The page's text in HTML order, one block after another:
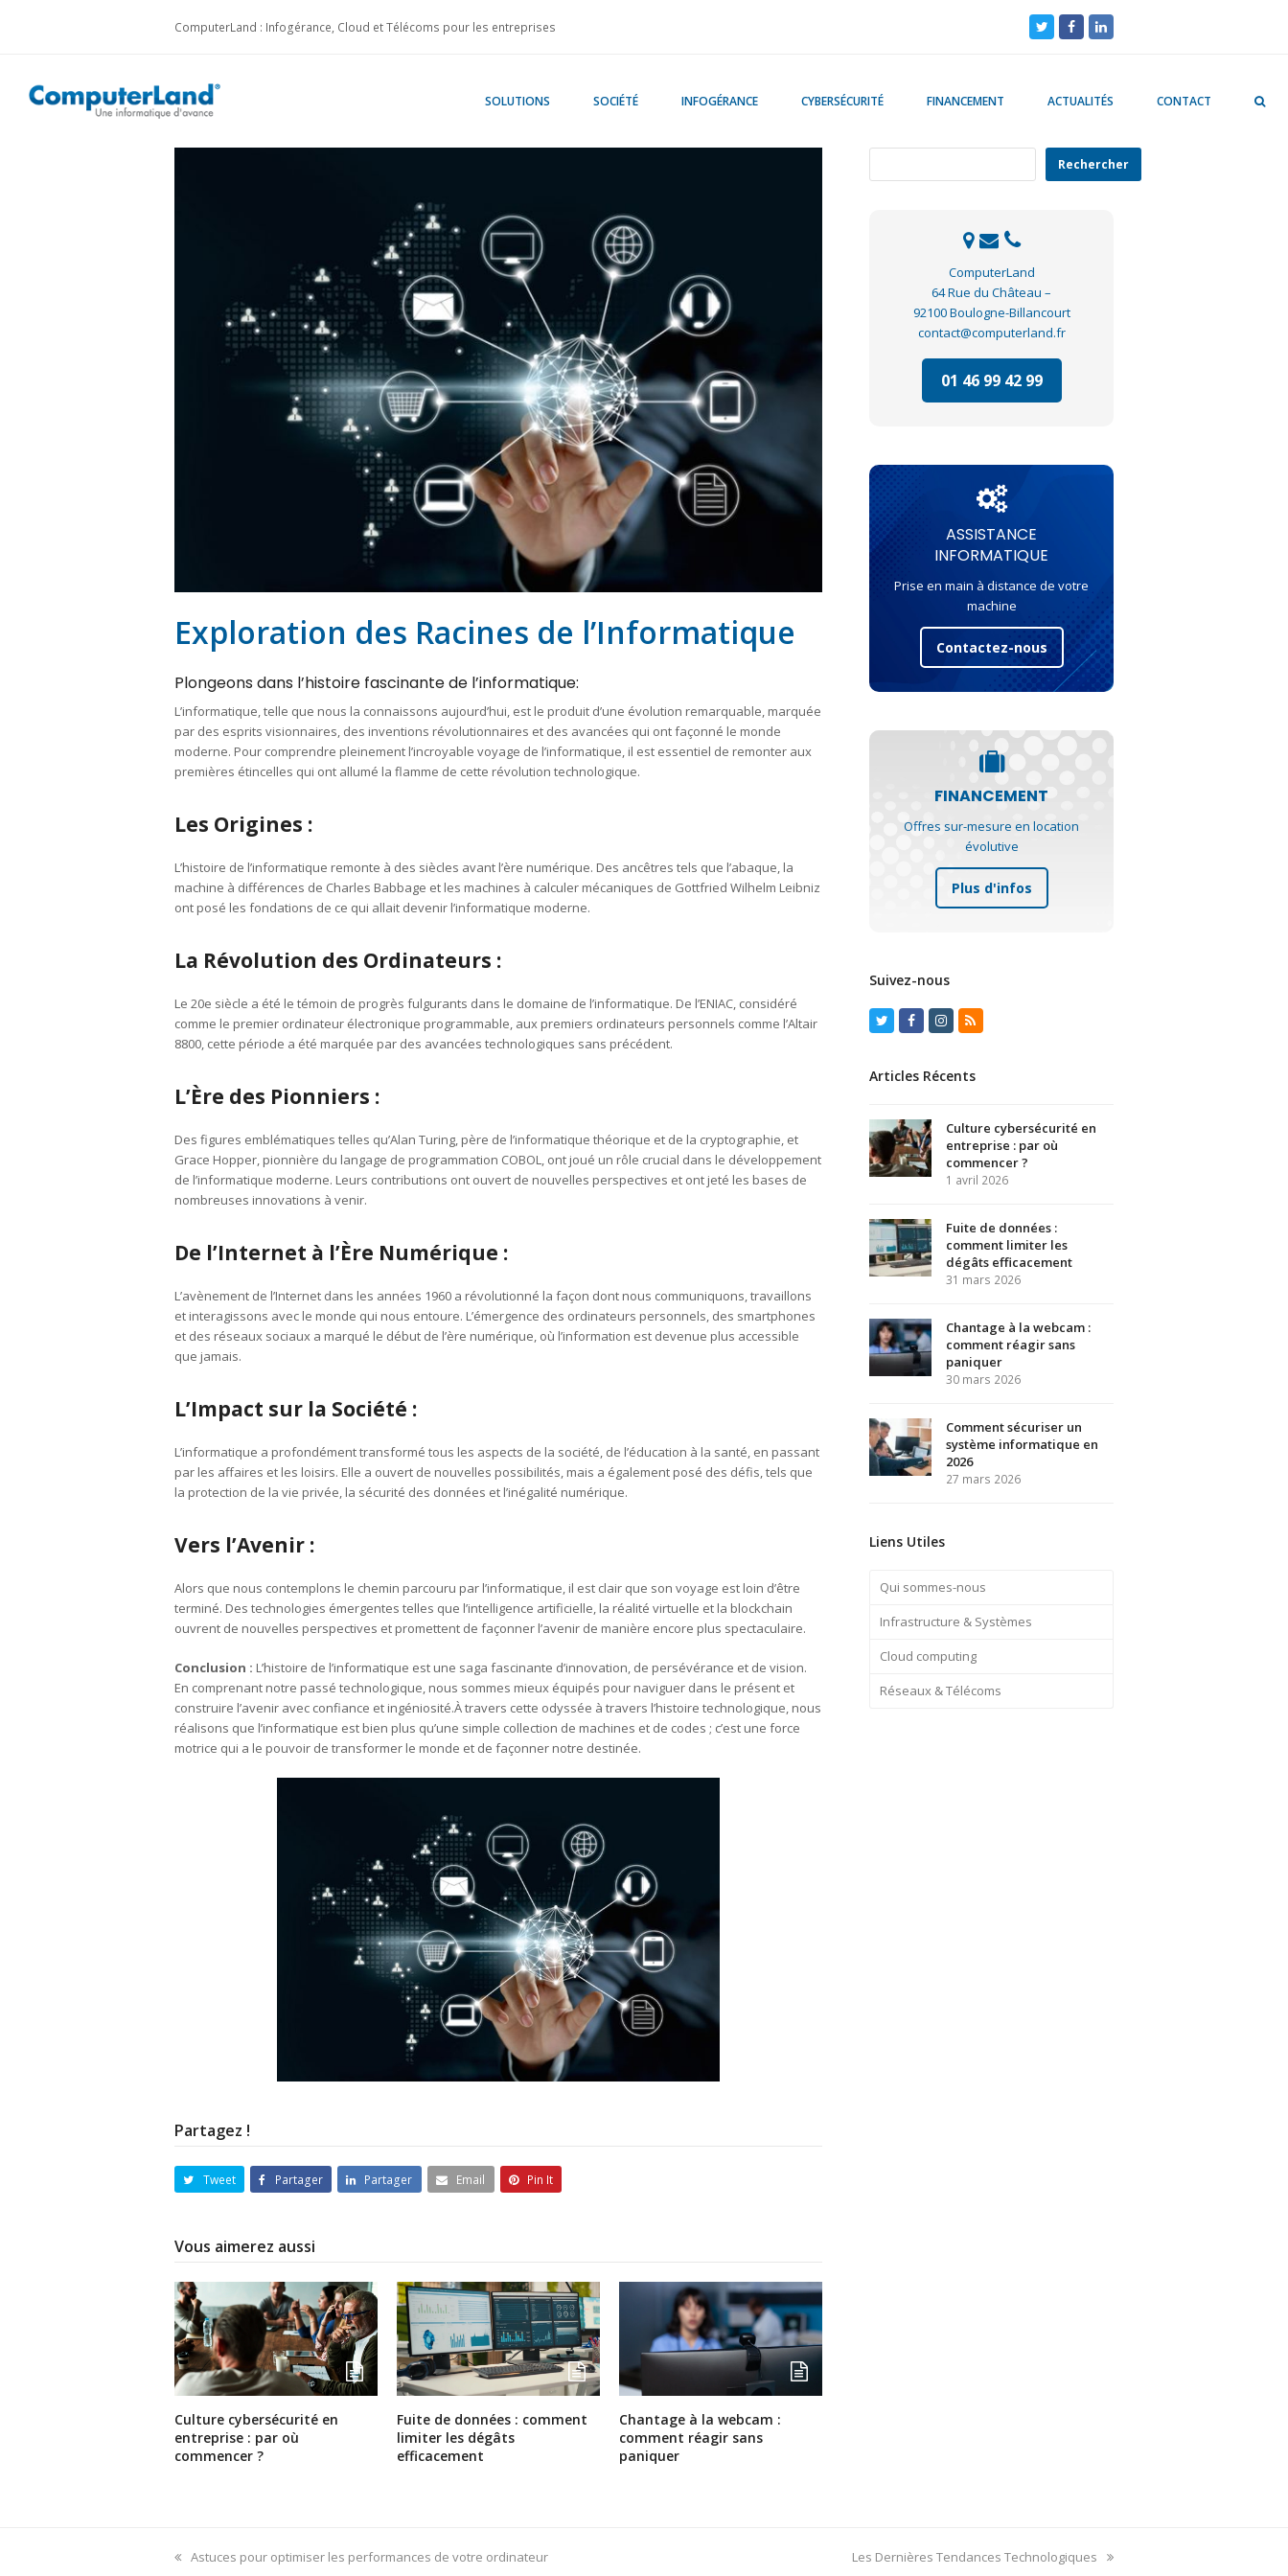
ComputerLand : Infogérance, Cloud et Télécoms pour les entreprises TwitterFacebookLinkedIn
SOLUTIONS SOCIÉTÉ INFOGÉRANCE CYBERSÉCURITÉ FINANCEMENT ACTUALITÉS CONTACT
Exploration des Racines de l’Informatique
Plongeons dans l’histoire fascinante de l’informatique:
L’informatique, telle que nous la connaissons aujourd’hui, est le produit d’une évolution remarquable, marquée
par des esprits visionnaires, des inventions révolutionnaires et des avancées qui ont façonné le monde
moderne. Pour comprendre pleinement l’incroyable voyage de l’informatique, il est essentiel de remonter aux
premières étincelles qui ont allumé la flamme de cette révolution technologique.
Les Origines :
L’histoire de l’informatique remonte à des siècles avant l’ère numérique. Des ancêtres tels que l’abaque, la
machine à différences de Charles Babbage et les machines à calculer mécaniques de Gottfried Wilhelm Leibniz
ont posé les fondations de ce qui allait devenir l’informatique moderne.
La Révolution des Ordinateurs :
Le 20e siècle a été le témoin de progrès fulgurants dans le domaine de l’informatique. De l’ENIAC, considéré
comme le premier ordinateur électronique programmable, aux premiers ordinateurs personnels comme l’Altair
8800, cette période a été marquée par des avancées technologiques sans précédent.
L’Ère des Pionniers :
Des figures emblématiques telles qu’Alan Turing, père de l’informatique théorique et de la cryptographie, et
Grace Hopper, pionnière du langage de programmation COBOL, ont joué un rôle crucial dans le développement
de l’informatique moderne. Leurs contributions ont ouvert de nouvelles perspectives et ont jeté les bases de
nombreuses innovations à venir.
De l’Internet à l’Ère Numérique :
L’avènement de l’Internet dans les années 1960 a révolutionné la façon dont nous communiquons, travaillons
et interagissons avec le monde qui nous entoure. L’émergence des ordinateurs personnels, des smartphones
et des réseaux sociaux a marqué le début de l’ère numérique, où l’information est devenue plus accessible
que jamais.
L’Impact sur la Société :
L’informatique a profondément transformé tous les aspects de la société, de l’éducation à la santé, en passant
par les affaires et les loisirs. Elle a ouvert de nouvelles possibilités, mais a également posé des défis, tels que
la protection de la vie privée, la sécurité des données et l’inégalité numérique.
Vers l’Avenir :
Alors que nous contemplons le chemin parcouru par l’informatique, il est clair que son voyage est loin d’être
terminé. Des technologies émergentes telles que l’intelligence artificielle, la réalité virtuelle et la blockchain
ouvrent de nouvelles perspectives et promettent de façonner l’avenir de manière encore plus spectaculaire.
Conclusion : L’histoire de l’informatique est une saga fascinante d’innovation, de persévérance et de vision.
En comprenant notre passé technologique, nous sommes mieux équipés pour naviguer dans le présent et
construire l’avenir avec confiance et ingéniosité.À travers cette odyssée à travers l’histoire technologique, nous
réalisons que l’informatique est bien plus qu’une simple collection de machines et de codes ; c’est une force
motrice qui a le pouvoir de transformer le monde et de façonner notre destinée.
Partagez !
Tweet Partager Partager Email Pin It
Vous aimerez aussi
Culture cybersécurité en
entreprise : par où
commencer ?
Fuite de données : comment
limiter les dégâts
efficacement
Chantage à la webcam :
comment réagir sans
paniquer
Rechercher
ComputerLand
64 Rue du Château –
92100 Boulogne-Billancourt
contact@computerland.fr
01 46 99 42 99
ASSISTANCE
INFORMATIQUE
Prise en main à distance de votre
machine
Contactez-nous
FINANCEMENT
Offres sur-mesure en location
évolutive
Plus d'infos
Suivez-nous
TwitterFacebook
Instagram
RSS
Articles Récents
Culture cybersécurité en
entreprise : par où
commencer ?
1 avril 2026
Fuite de données :
comment limiter les
dégâts efficacement
31 mars 2026
Chantage à la webcam :
comment réagir sans
paniquer
30 mars 2026
Comment sécuriser un
système informatique en
2026
27 mars 2026
Liens Utiles
Qui sommes-nous
Infrastructure & Systèmes
Cloud computing
Réseaux & Télécoms
previous
Astuces pour optimiser les performances de votre ordinateur
next
Les Dernières Tendances Technologiques